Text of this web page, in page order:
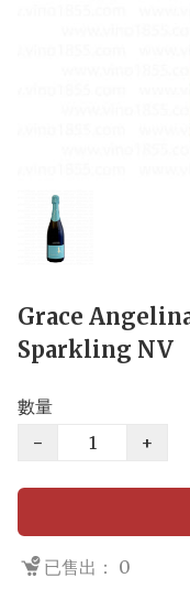
Grace
Sparkling NV
數量
−
+
已售出： 0